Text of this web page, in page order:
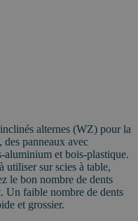
alternes (WZ) pour la
des panneaux avec
aluminium et bois-plastique.
utiliser sur scies à table,
le bon nombre de dents
Un faible nombre de dents
et grossier.